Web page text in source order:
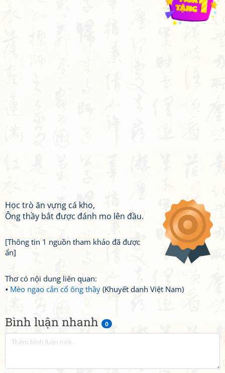
Bình luận nhanh 0
Học trò ăn vựng cá kho,
Ông thầy bắt được đánh mo lên đầu.
[Thông tin 1 nguồn tham khảo đã được
ẩn]
Thơ có nội dung liên quan:
Mèo ngao cắn cổ ông thầy (Khuyết danh Việt Nam)